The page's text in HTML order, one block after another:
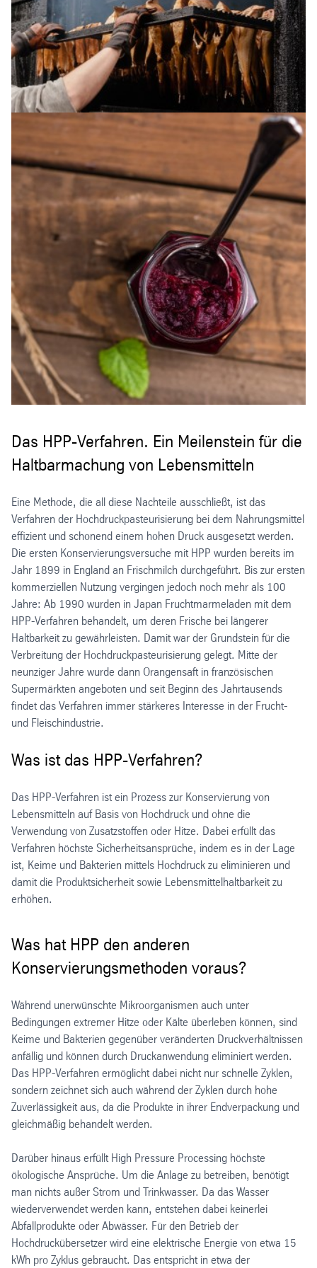
Das HPP-Verfahren. Ein Meilenstein für die
Haltbarmachung von Lebensmitteln
Eine Methode, die all diese Nachteile ausschließt, ist das
Verfahren der Hochdruckpasteurisierung bei dem Nahrungsmittel
effizient und schonend einem hohen Druck ausgesetzt werden.
Die ersten Konservierungsversuche mit HPP wurden bereits im
Jahr 1899 in England an Frischmilch durchgeführt. Bis zur ersten
kommerziellen Nutzung vergingen jedoch noch mehr als 100
Jahre: Ab 1990 wurden in Japan Fruchtmarmeladen mit dem
HPP-Verfahren behandelt, um deren Frische bei längerer
Haltbarkeit zu gewährleisten. Damit war der Grundstein für die
Verbreitung der Hochdruckpasteurisierung gelegt. Mitte der
neunziger Jahre wurde dann Orangensaft in französischen
Supermärkten angeboten und seit Beginn des Jahrtausends
findet das Verfahren immer stärkeres Interesse in der Frucht-
und Fleischindustrie.
Was ist das HPP-Verfahren?
Das HPP-Verfahren ist ein Prozess zur Konservierung von
Lebensmitteln auf Basis von Hochdruck und ohne die
Verwendung von Zusatzstoffen oder Hitze. Dabei erfüllt das
Verfahren höchste Sicherheitsansprüche, indem es in der Lage
ist, Keime und Bakterien mittels Hochdruck zu eliminieren und
damit die Produktsicherheit sowie Lebensmittelhaltbarkeit zu
erhöhen.
Was hat HPP den anderen
Konservierungsmethoden voraus?
Während unerwünschte Mikroorganismen auch unter
Bedingungen extremer Hitze oder Kälte überleben können, sind
Keime und Bakterien gegenüber veränderten Druckverhältnissen
anfällig und können durch Druckanwendung eliminiert werden.
Das HPP-Verfahren ermöglicht dabei nicht nur schnelle Zyklen,
sondern zeichnet sich auch während der Zyklen durch hohe
Zuverlässigkeit aus, da die Produkte in ihrer Endverpackung und
gleichmäßig behandelt werden.
Darüber hinaus erfüllt High Pressure Processing höchste
ökologische Ansprüche. Um die Anlage zu betreiben, benötigt
man nichts außer Strom und Trinkwasser. Da das Wasser
wiederverwendet werden kann, entstehen dabei keinerlei
Abfallprodukte oder Abwässer. Für den Betrieb der
Hochdruckübersetzer wird eine elektrische Energie von etwa 15
kWh pro Zyklus gebraucht. Das entspricht in etwa der